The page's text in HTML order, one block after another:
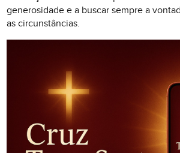
generosidade e a buscar sempre a
as circunstâncias.